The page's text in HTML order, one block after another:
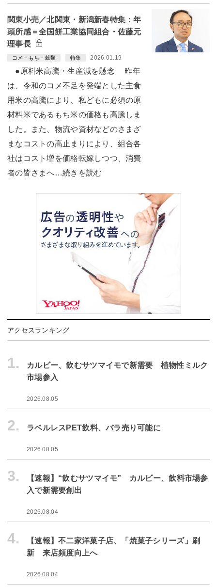
関東小売／北関東・新潟新春特集：年
頭所感＝全国餅工業協同組合・佐藤元
理事長
コメ・もち・穀類 特集 2026.01.19
●原料米高騰・生産減を懸念 昨年
は、令和のコメ不足を発端とした主食
用米の高騰により、私どもに必須の原
材料米であるもち米の価格も高騰しま
した。また、物流や資材などのさまざ
まなコストの高止まりにより、組合各
社はコスト増を価格転嫁しつつ、消費
者の皆さまへ…続きを読む
アクセスランキング
1.
カルビー、飲むサツマイモで新需要 植物性ミルク
市場参入
2026.08.05
2. ラベルレスPET飲料、バラ売り可能に
2026.08.05
3.
【速報】“飲むサツマイモ” カルビー、飲料市場参
入で新需要創出
2026.08.04
4.
【速報】不二家洋菓子店、「焼菓子シリーズ」刷
新 来店頻度向上へ
2026.08.04